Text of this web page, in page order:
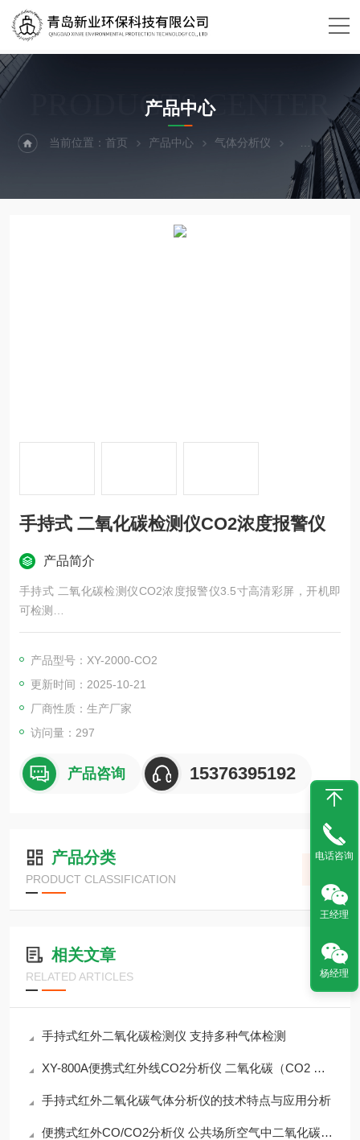
PRODUCTS CENTER
产品中心
当前位置：首页 产品中心 气体分析仪 二氧化碳
手持式 二氧化碳检测仪CO2浓度报警仪
产品简介
手持式 二氧化碳检测仪CO2浓度报警仪3.5寸高清彩屏，开机即
可检测
纯硬件一键开关机, 减小电量消耗
标配挎包方便随身携带
“跑车"造型,美观大方
产品型号：XY-2000-CO2
更新时间：2025-10-21
厂商性质：生产厂家
访问量：297
产品咨询 15376395192
产品分类
PRODUCT CLASSIFICATION
相关文章
RELATED ARTICLES
手持式红外二氧化碳检测仪 支持多种气体检测
XY-800A便携式红外线CO2分析仪 二氧化碳（CO2 温度 湿度
手持式红外二氧化碳气体分析仪的技术特点与应用分析
便携式红外CO/CO2分析仪 公共场所空气中二氧化碳测定
电话咨询
王经理
杨经理